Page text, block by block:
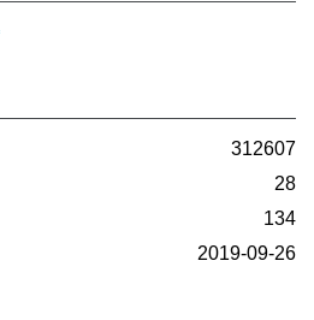
312607
28
134
2019-09-26